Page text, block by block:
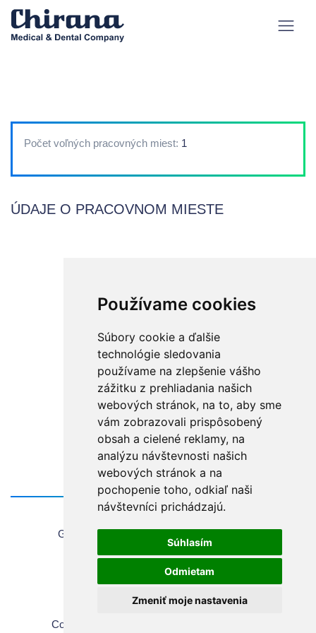
Používame cookies
Súbory cookie a ďalšie
technológie sledovania
používame na zlepšenie vášho
zážitku z prehliadania našich
webových stránok, na to, aby sme
vám zobrazovali prispôsobený
obsah a cielené reklamy, na
analýzu návštevnosti našich
webových stránok a na
pochopenie toho, odkiaľ naši
návštevníci prichádzajú.
Súhlasím
Odmietam
Zmeniť moje nastavenia
Počet voľných pracovných miest: 1
ÚDAJE O PRACOVNOM MIESTE
Home
General information about using the website
Sales Terms & Conditions
Copyrights
Privacy Policy
Cookie settings
Copyright © 2026 Chirana | All rights reserved.